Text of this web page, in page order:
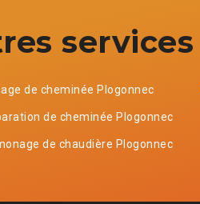
services
de cheminée Plogonnec
de cheminée Plogonnec
de chaudière Plogonnec